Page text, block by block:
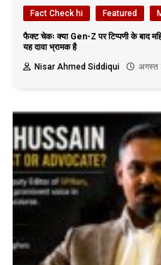
Fact Check hi Featured
फैक्ट चेकः क्या Gen-Z पर टिप्पणी के बाद
यह दावा भ्रामक है
Nisar Ahmed Siddiqui
अगस्त